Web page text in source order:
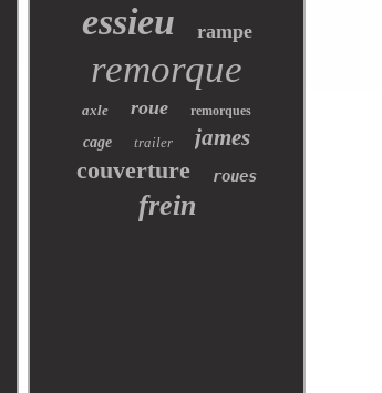
essieu rampe
remorque
axle roue remorques
cage trailer james
couverture roues
frein